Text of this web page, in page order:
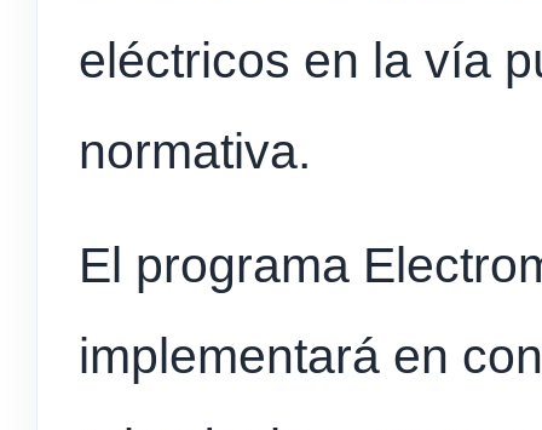
eléctricos en la vía
normativa.
El programa
implementará en